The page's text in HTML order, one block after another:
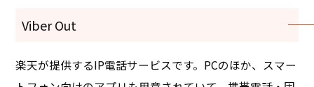
Viber Out
楽天が提供するIP電話サービスです。PCのほか、スマー